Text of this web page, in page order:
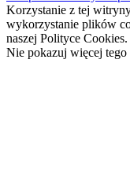
Korzystanie z tej
wykorzystanie plików
naszej Polityce Cookies.
Nie pokazuj więcej